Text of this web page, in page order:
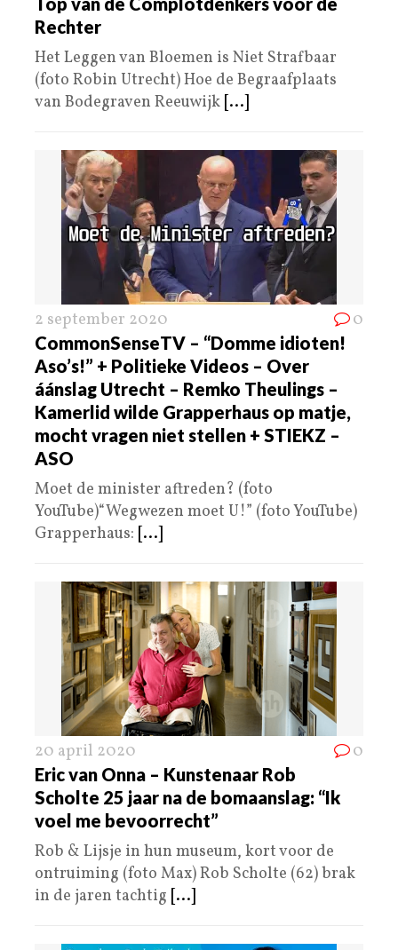
Rechter
Het Leggen van Bloemen is Niet Strafbaar
(foto Robin Utrecht) Hoe de Begraafplaats
van Bodegraven Reeuwijk [...]
2 september 2020 0
CommonSenseTV – “Domme idioten!
Aso’s!” + Politieke Videos – Over
áánslag Utrecht – Remko Theulings –
Kamerlid wilde Grapperhaus op matje,
mocht vragen niet stellen + STIEKZ –
ASO
Moet de minister aftreden? (foto
YouTube)“Wegwezen moet U!” (foto YouTube)
Grapperhaus: [...]
20 april 2020 0
Eric van Onna – Kunstenaar Rob
Scholte 25 jaar na de bomaanslag: “Ik
voel me bevoorrecht”
Rob & Lijsje in hun museum, kort voor de
ontruiming (foto Max) Rob Scholte (62) brak
in de jaren tachtig [...]